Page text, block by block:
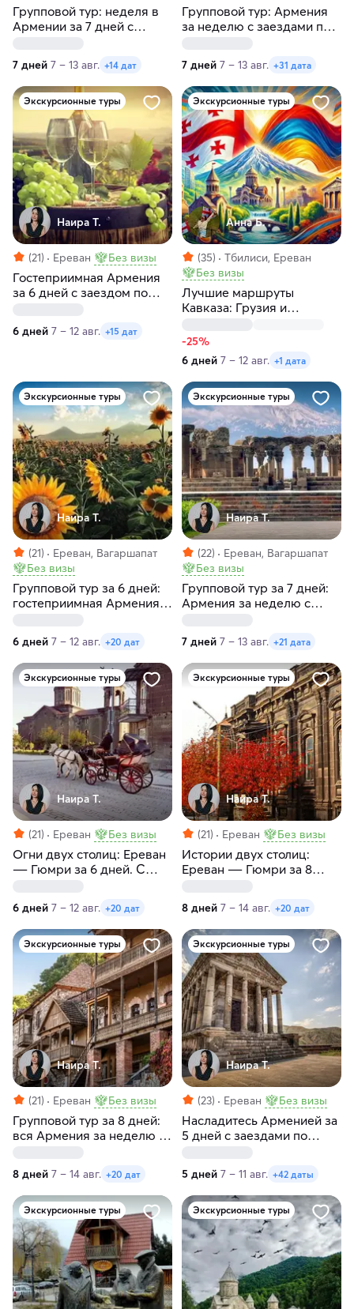
Групповой тур: неделя в
Армении за 7 дней с
четвергам
7 дней 7 – 13 авг. +14 дат
Групповой тур: Армения
за неделю с заездами по
7 дней 7 – 13 авг. +31 дата
Экскурсионные туры
Наира Т.
(21) Ереван Без визы
Гостеприимная Армения
за 6 дней с заездом по
6 дней 7 – 12 авг. +15 дат
Экскурсионные туры
Анна Б.
(35)
Тбилиси, Ереван
Без визы
Лучшие маршруты
Кавказа: Грузия и
-25%
6 дней 7 – 12 авг. +1 дата
Экскурсионные туры
Наира Т.
(21)
Ереван, Вагаршапат
Без визы
Групповой тур за 6 дней:
гостеприимная Армения.
заездами по пятницам и
средам
6 дней 7 – 12 авг. +20 дат
Экскурсионные туры
Наира Т.
(22)
Ереван, Вагаршапат
Без визы
Групповой тур за 7 дней:
Армения за неделю с
четвергам. Без
проживания
7 дней 7 – 13 авг. +21 дата
Экскурсионные туры
Наира Т.
(21) Ереван Без визы
Огни двух столиц: Ереван
― Гюмри за 6 дней. С
средам
6 дней 7 – 12 авг. +20 дат
Экскурсионные туры
Наира Т.
(21) Ереван Без визы
Истории двух столиц:
Ереван ― Гюмри за 8
пятницам
8 дней 7 – 14 авг. +20 дат
Экскурсионные туры
Наира Т.
(21) Ереван Без визы
Групповой тур за 8 дней:
вся Армения за неделю с
8 дней 7 – 14 авг. +20 дат
Экскурсионные туры
Наира Т.
(23) Ереван Без визы
Насладитесь Арменией за
5 дней с заездами по
5 дней 7 – 11 авг. +42 даты
Экскурсионные туры Экскурсионные туры